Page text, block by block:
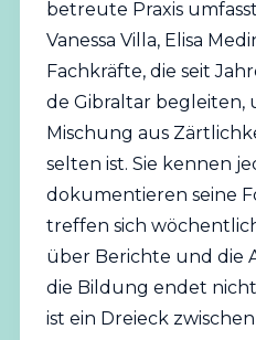
betreute Praxis
Vanessa Villa, Elisa
Fachkräfte, die seit
de Gibraltar begleiten,
Mischung aus
selten ist. Sie kennen
dokumentieren seine
treffen sich
über Berichte und die
die Bildung endet
ist ein Dreieck